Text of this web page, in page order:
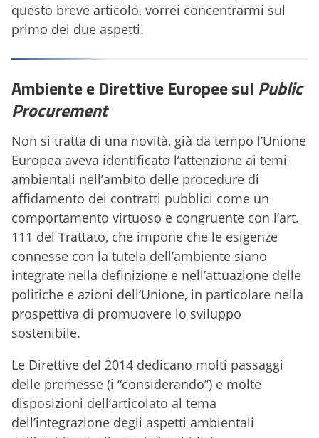
questo breve articolo, vorrei concentrarmi sul
primo dei due aspetti.
Ambiente e Direttive Europee sul Public
Procurement
Non si tratta di una novità, già da tempo l’Unione
Europea aveva identificato l’attenzione ai temi
ambientali nell’ambito delle procedure di
affidamento dei contratti pubblici come un
comportamento virtuoso e congruente con l’art.
111 del Trattato, che impone che le esigenze
connesse con la tutela dell’ambiente siano
integrate nella definizione e nell’attuazione delle
politiche e azioni dell’Unione, in particolare nella
prospettiva di promuovere lo sviluppo
sostenibile.
Le Direttive del 2014 dedicano molti passaggi
delle premesse (i “considerando”) e molte
disposizioni dell’articolato al tema
dell’integrazione degli aspetti ambientali